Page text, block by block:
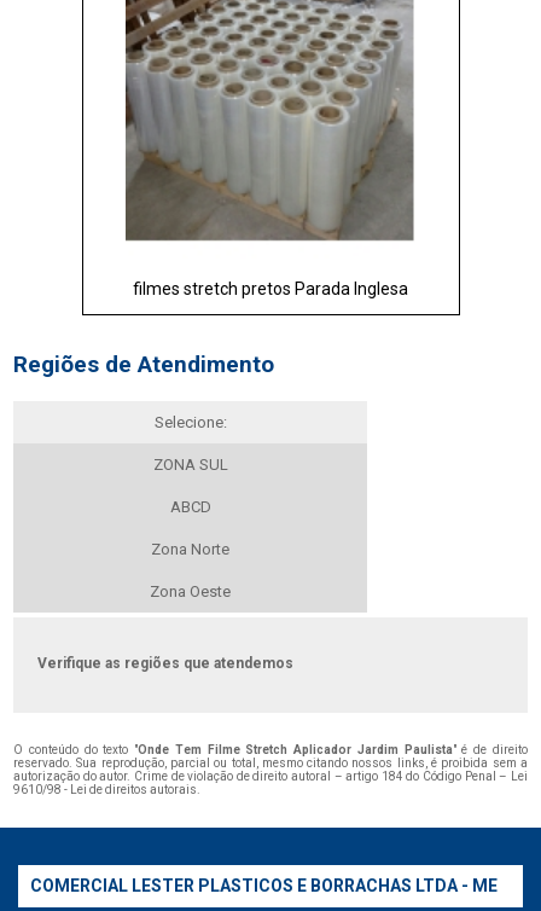
filmes stretch pretos Parada Inglesa
Regiões de Atendimento
Selecione:
ZONA SUL
ABCD
Zona Norte
Zona Oeste
Verifique as regiões que atendemos
O conteúdo do texto "Onde Tem Filme Stretch Aplicador Jardim Paulista" é de direito
reservado. Sua reprodução, parcial ou total, mesmo citando nossos links, é proibida sem a
autorização do autor. Crime de violação de direito autoral – artigo 184 do Código Penal –
Lei
9610/98 - Lei de direitos autorais
COMERCIAL LESTER PLASTICOS E BORRACHAS LTDA - ME